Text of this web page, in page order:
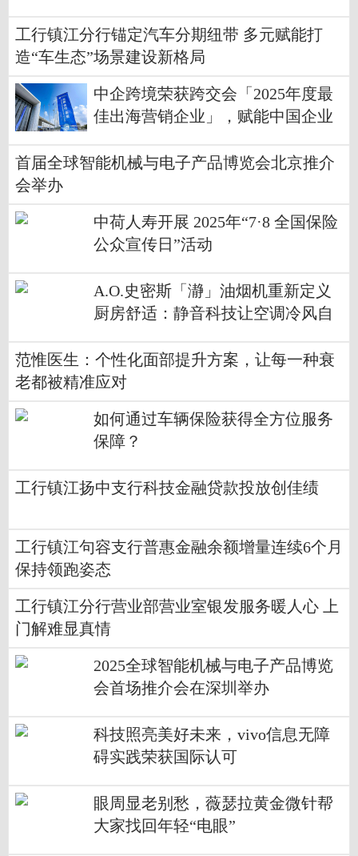
工行镇江分行锚定汽车分期纽带 多元赋能打
造“车生态”场景建设新格局
中企跨境荣获跨交会「2025年度最
佳出海营销企业」，赋能中国企业
首届全球智能机械与电子产品博览会北京推介
会举办
中荷人寿开展 2025年“7·8 全国保险
公众宣传日”活动
A.O.史密斯「瀞」油烟机重新定义
厨房舒适：静音科技让空调冷风自
范惟医生：个性化面部提升方案，让每一种衰
老都被精准应对
如何通过车辆保险获得全方位服务
保障？
工行镇江扬中支行科技金融贷款投放创佳绩
工行镇江句容支行普惠金融余额增量连续6个月
保持领跑姿态
工行镇江分行营业部营业室银发服务暖人心 上
门解难显真情
2025全球智能机械与电子产品博览
会首场推介会在深圳举办
科技照亮美好未来，vivo信息无障
碍实践荣获国际认可
眼周显老别愁，薇瑟拉黄金微针帮
大家找回年轻“电眼”